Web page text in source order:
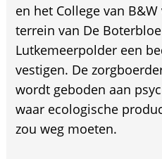
en het College van
terrein van De
Lutkemeerpolder een
vestigen. De
wordt geboden aan
waar ecologische
zou weg moeten.